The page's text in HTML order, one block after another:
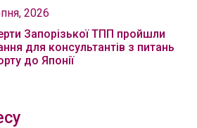
2026
Запорізької ТПП пройшли
для консультантів з питань
до Японії